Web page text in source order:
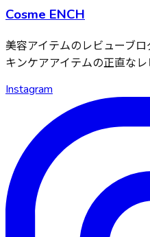
Cosme ENCH
美容アイテムのレビューブ
キンケアアイテムの正直なレ
Instagram